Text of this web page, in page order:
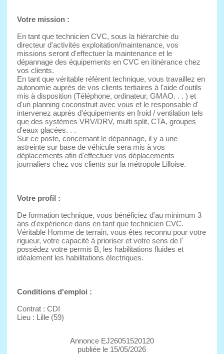
Votre mission :
En tant que technicien CVC, sous la hiérarchie du
directeur d'activités exploitation/maintenance, vos
missions seront d'effectuer la maintenance et le
dépannage des équipements en CVC en itinérance chez
vos clients.
En tant que véritable référent technique, vous travaillez en
autonomie auprès de vos clients tertiaires à l'aide d'outils
mis à disposition (Téléphone, ordinateur, GMAO. . . ) et
d'un planning coconstruit avec vous et le responsable d'
intervenez auprès d'équipements en froid / ventilation tels
que des systèmes VRV/DRV, multi split, CTA, groupes
d'eaux glacées. . .
Sur ce poste, concernant le dépannage, il y a une
astreinte sur base de véhicule sera mis à vos
déplacements afin d'effectuer vos déplacements
journaliers chez vos clients sur la métropole Lilloise.
Votre profil :
De formation technique, vous bénéficiez d'au minimum 3
ans d'expérience dans en tant que technicien CVC.
Véritable Homme de terrain, vous êtes reconnu pour votre
rigueur, votre capacité à prioriser et votre sens de l'
possédez votre permis B, les habilitations fluides et
idéalement les habilitations électriques.
Conditions d'emploi :
Contrat : CDI
Lieu : Lille (59)
Annonce EJ26051520120
publiée le 15/05/2026